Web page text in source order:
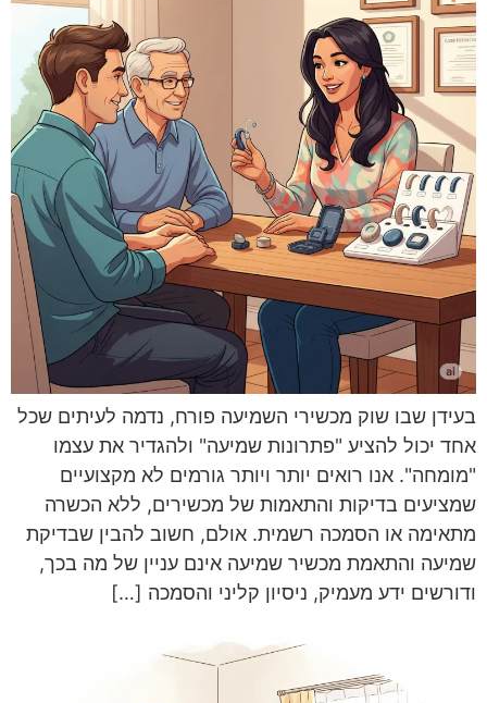
בעידן שבו שוק מכשירי השמיעה פורח, נדמה לעיתים שכל
אחד יכול להציע "פתרונות שמיעה" ולהגדיר את עצמו
"מומחה". אנו רואים יותר ויותר גורמים לא מקצועיים
שמציעים בדיקות והתאמות של מכשירים, ללא הכשרה
מתאימה או הסמכה רשמית. אולם, חשוב להבין שבדיקת
שמיעה והתאמת מכשיר שמיעה אינם עניין של מה בכך,
ודורשים ידע מעמיק, ניסיון קליני והסמכה […]